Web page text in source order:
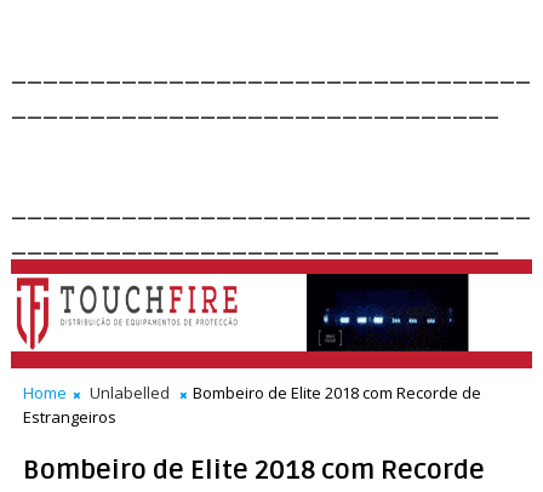
Home Unlabelled
Bombeiro de Elite 2018 com Recorde de
Estrangeiros
Bombeiro de Elite 2018 com Recorde